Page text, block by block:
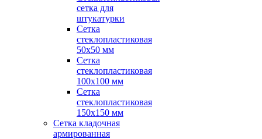
сетка для
штукатурки
Сетка
стеклопластиковая
50x50 мм
Сетка
стеклопластиковая
100x100 мм
Сетка
стеклопластиковая
150x150 мм
Сетка кладочная
армированная